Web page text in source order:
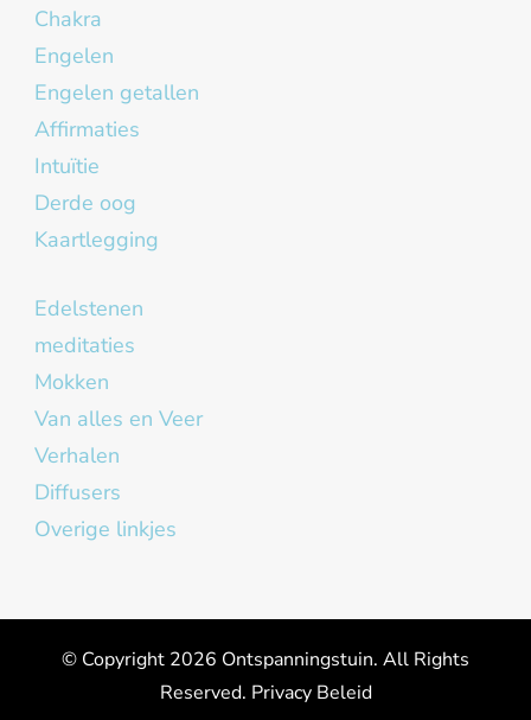
Chakra
Engelen
Engelen getallen
Affirmaties
Intuïtie
Derde oog
Kaartlegging
Edelstenen
meditaties
Mokken
Van alles en Veer
Verhalen
Diffusers
Overige linkjes
© Copyright 2026 Ontspanningstuin. All Rights
Reserved. Privacy Beleid